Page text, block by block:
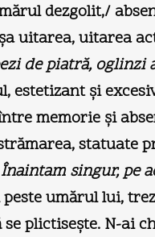
dezgolit,/
uitarea, uitarea
de piatră, oglinzi
estetizant şi
memorie şi
statuate
Înaintam singur, pe
umărul lui,
plictiseşte. N-ai